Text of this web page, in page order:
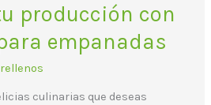
producción con
empanadas
culinarias que deseas